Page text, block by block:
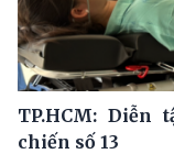
TP.HCM:
chiến số 13